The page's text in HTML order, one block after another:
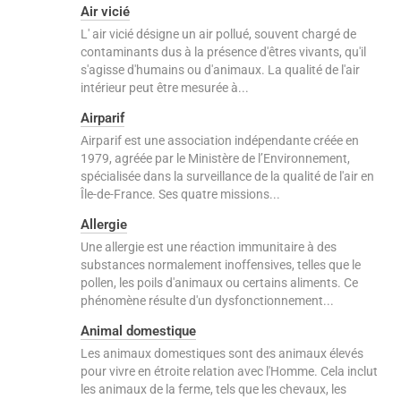
Air vicié
L' air vicié désigne un air pollué, souvent chargé de
contaminants dus à la présence d'êtres vivants, qu'il
s'agisse d'humains ou d'animaux. La qualité de l'air
intérieur peut être mesurée à...
Airparif
Airparif est une association indépendante créée en
1979, agréée par le Ministère de l’Environnement,
spécialisée dans la surveillance de la qualité de l'air en
Île-de-France. Ses quatre missions...
Allergie
Une allergie est une réaction immunitaire à des
substances normalement inoffensives, telles que le
pollen, les poils d'animaux ou certains aliments. Ce
phénomène résulte d'un dysfonctionnement...
Animal domestique
Les animaux domestiques sont des animaux élevés
pour vivre en étroite relation avec l'Homme. Cela inclut
les animaux de la ferme, tels que les chevaux, les